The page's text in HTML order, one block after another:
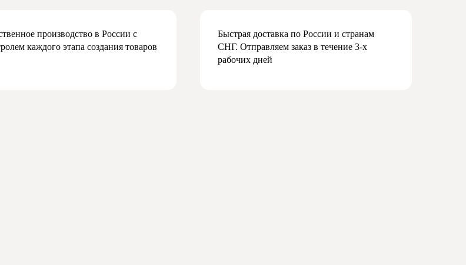
производство в России с
каждого этапа создания товаров
Быстрая доставка по России и странам
СНГ. Отправляем заказ в течение 3-х
рабочих дней